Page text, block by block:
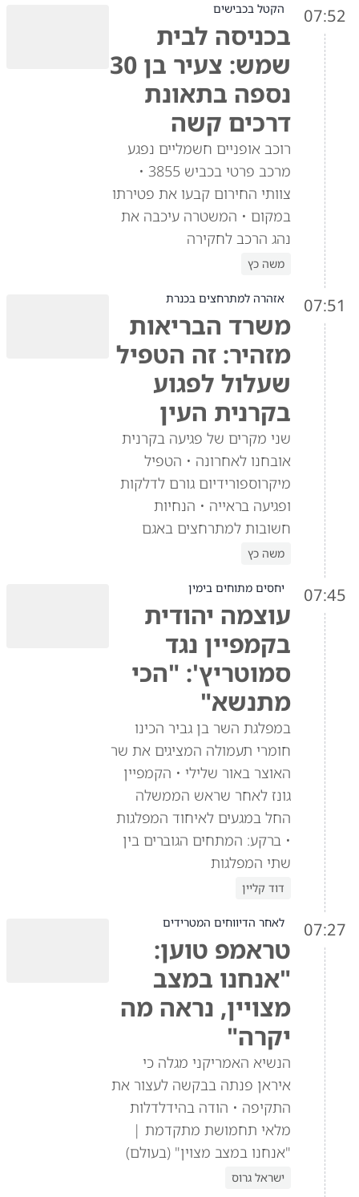
07:52 הקטל בכבישים
בכניסה לבית
שמש: צעיר בן 30
נספה בתאונת
דרכים קשה
רוכב אופניים חשמליים נפגע
מרכב פרטי בכביש 3855 •
צוותי החירום קבעו את פטירתו
במקום • המשטרה עיכבה את
נהג הרכב לחקירה
משה כץ
07:51 אזהרה למתרחצים בכנרת
משרד הבריאות
מזהיר: זה הטפיל
שעלול לפגוע
בקרנית העין
שני מקרים של פגיעה בקרנית
אובחנו לאחרונה • הטפיל
מיקרוספורידיום גורם לדלקות
ופגיעה בראייה • הנחיות
חשובות למתרחצים באגם
משה כץ
07:45 יחסים מתוחים בימין
עוצמה יהודית
בקמפיין נגד
סמוטריץ': "הכי
מתנשא"
במפלגת השר בן גביר הכינו
חומרי תעמולה המציגים את שר
האוצר באור שלילי • הקמפיין
גונז לאחר שראש הממשלה
החל במגעים לאיחוד המפלגות
• ברקע: המתחים הגוברים בין
שתי המפלגות
דוד קליין
07:27 לאחר הדיווחים המטרידים
טראמפ טוען:
"אנחנו במצב
מצויין, נראה מה
יקרה"
הנשיא האמריקני מגלה כי
איראן פנתה בבקשה לעצור את
התקיפה • הודה בהידלדלות
מלאי תחמושת מתקדמת |
"אנחנו במצב מצוין" (בעולם)
ישראל גרוס